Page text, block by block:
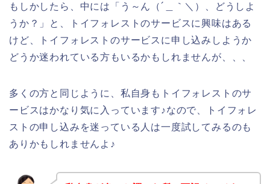
もしかしたら、中には「う～ん（´＿｀＼）、どうしよ
うか？」と、トイフォレストのサービスに興味はある
けど、トイフォレストのサービスに申し込みしようか
どうか迷われている方もいるかもしれませんが、、、
多くの方と同じように、私自身もトイフォレストのサ
ービスはかなり気に入っています♪なので、トイフォレ
ストの申し込みを迷っている人は一度試してみるのも
ありかもしれませんよ♪